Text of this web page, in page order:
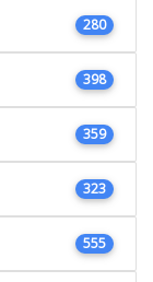
280
398
359
323
555